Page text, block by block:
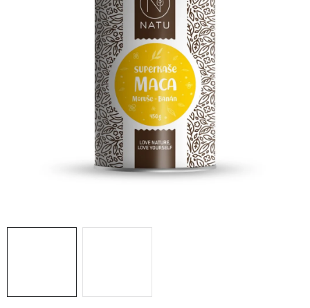
NÁŠ PŘÍBĚH FIREMNÍ DÁRKY
KONTAKTY
DOPRAVA A PLATBA